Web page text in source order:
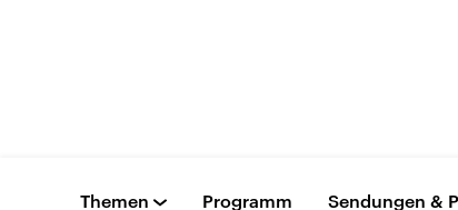
Themen Programm Sendungen &